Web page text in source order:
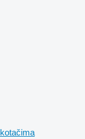
kotačima